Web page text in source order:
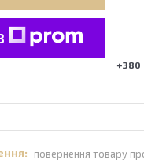
+380
повернення товару